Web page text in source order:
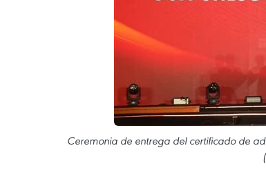
Ceremonia de entrega del certificado de